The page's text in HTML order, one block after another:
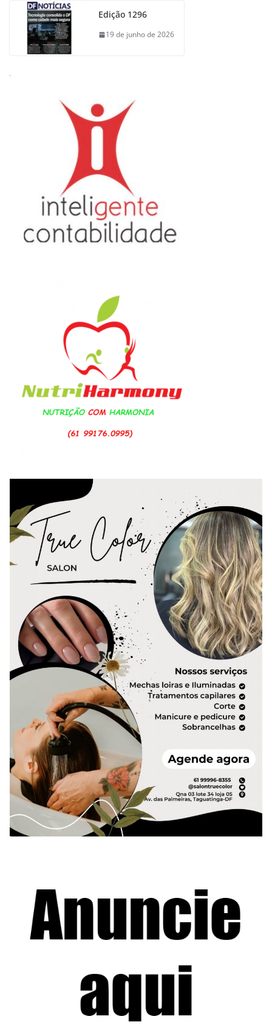
Edição 1296
19 de junho de 2026